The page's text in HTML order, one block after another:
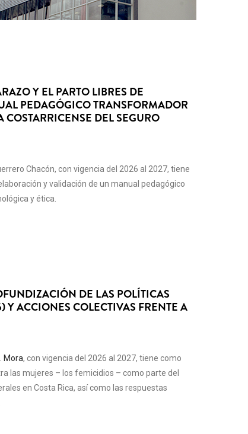
Y EL PARTO LIBRES DE
PEDAGÓGICO TRANSFORMADOR
DEL SEGURO
Chacón, con vigencia del 2026 al 2027, tiene
y validación de un manual pedagógico
y ética.
DE LAS POLÍTICAS
ACCIONES COLECTIVAS FRENTE A
Mora, con vigencia del 2026 al 2027, tiene como
las mujeres – los femicidios – como parte del
en Costa Rica, así como las respuestas